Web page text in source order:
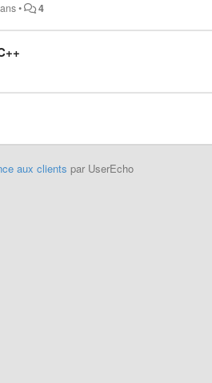
• 4
aux clients par UserEcho